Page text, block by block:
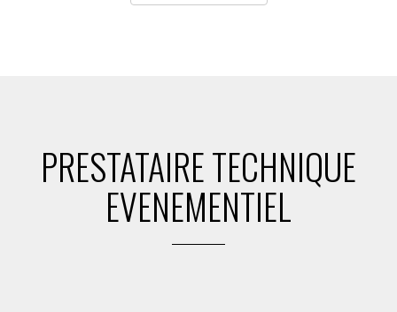
PRESTATAIRE TECHNIQUE
EVENEMENTIEL